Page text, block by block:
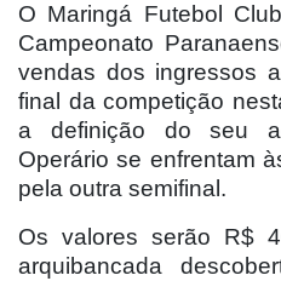
O Maringá Futebol
Campeonato
vendas dos ingressos
final da competição
a definição do seu
Operário se enfrentam
pela outra semifinal.
Os valores serão R$
arquibancada